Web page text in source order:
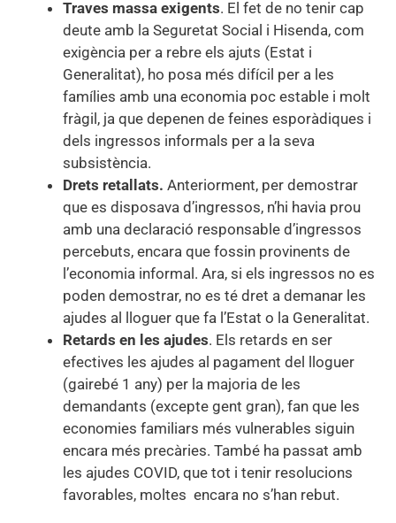
Traves massa exigents. El fet de no tenir cap
deute amb la Seguretat Social i Hisenda, com
exigència per a rebre els ajuts (Estat i
Generalitat), ho posa més difícil per a les
famílies amb una economia poc estable i molt
fràgil, ja que depenen de feines esporàdiques i
dels ingressos informals per a la seva
subsistència.
Drets retallats. Anteriorment, per demostrar
que es disposava d’ingressos, n’hi havia prou
amb una declaració responsable d’ingressos
percebuts, encara que fossin provinents de
l’economia informal. Ara, si els ingressos no es
poden demostrar, no es té dret a demanar les
ajudes al lloguer que fa l’Estat o la Generalitat.
Retards en les ajudes. Els retards en ser
efectives les ajudes al pagament del lloguer
(gairebé 1 any) per la majoria de les
demandants (excepte gent gran), fan que les
economies familiars més vulnerables siguin
encara més precàries. També ha passat amb
les ajudes COVID, que tot i tenir resolucions
favorables, moltes encara no s’han rebut.